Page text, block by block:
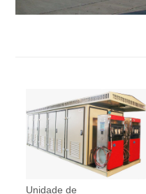
Unidade de